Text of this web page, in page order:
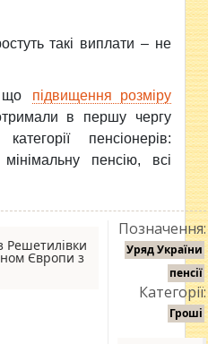
такі виплати – не
що
підвищення розміру
в першу чергу
пенсіонерів:
пенсію, всі
Решетилівки
Європи з
Позначення:
Уряд України
пенсії
Категорії:
Гроші